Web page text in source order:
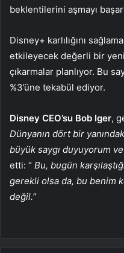
beklentilerini aşmayı
Disney+ karlılığını
etkileyecek değerli bir
çıkarmalar planlıyor. Bu
%3’üne tekabül ediyor.
Disney CEO’su Bob Iger,
Dünyanın dört bir
büyük saygı duyuyorum
etti: “ Bu, bugün
gerekli olsa da, bu benim
değil.”